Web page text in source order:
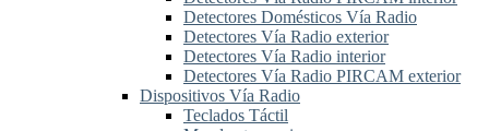
Detectores Domésticos Vía Radio
Detectores Vía Radio exterior
Detectores Vía Radio interior
Detectores Vía Radio PIRCAM exterior
Dispositivos Vía Radio
Teclados Táctil